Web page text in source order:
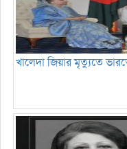
খালেদা জিয়ার মৃত্যুতে